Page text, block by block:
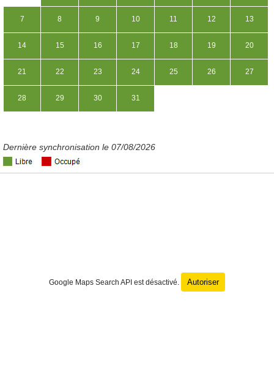
7 8 9 10 11 12 13
14 15 16 17 18 19 20
21 22 23 24 25 26 27
28 29 30 31
Dernière synchronisation le 07/08/2026
Google Maps Search API est désactivé. Autoriser